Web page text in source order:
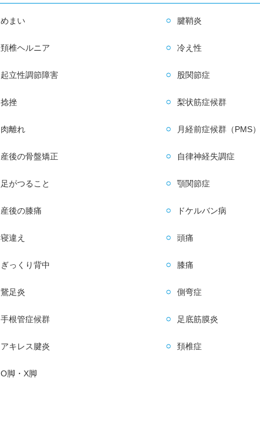
めまい 腱鞘炎
頚椎ヘルニア 冷え性
起立性調節障害 股関節症
捻挫 梨状筋症候群
肉離れ 月経前症候群（PMS）
産後の骨盤矯正 自律神経失調症
足がつること 顎関節症
産後の膝痛 ドケルバン病
寝違え 頭痛
ぎっくり背中 膝痛
鵞足炎 側弯症
手根管症候群 足底筋膜炎
アキレス腱炎 頚椎症
O脚・X脚